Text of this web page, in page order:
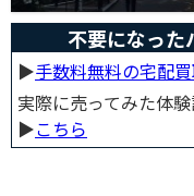
不要になった
▶︎手数料無料の宅配
実際に売ってみた体
▶︎こちら